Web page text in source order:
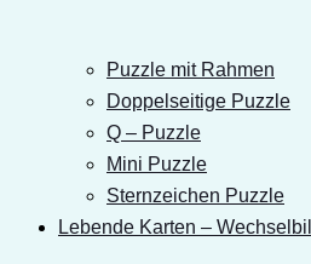
Puzzle mit Rahmen
Doppelseitige Puzzle
Q – Puzzle
Mini Puzzle
Sternzeichen Puzzle
Lebende Karten –